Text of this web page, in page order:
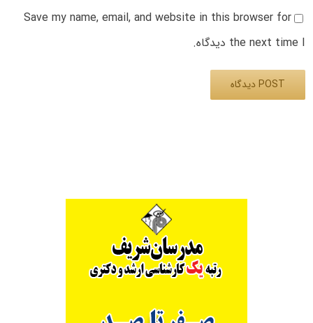
Save my name, email, and website in this browser for
the next time I دیدگاه.